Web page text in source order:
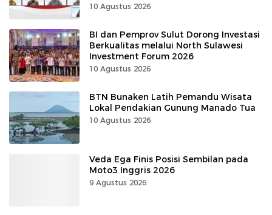
10 Agustus 2026
BI dan Pemprov Sulut Dorong Investasi
Berkualitas melalui North Sulawesi
Investment Forum 2026
10 Agustus 2026
BTN Bunaken Latih Pemandu Wisata
Lokal Pendakian Gunung Manado Tua
10 Agustus 2026
Veda Ega Finis Posisi Sembilan pada
Moto3 Inggris 2026
9 Agustus 2026